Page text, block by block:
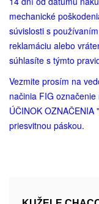
mechanické
súvislosti s
reklamáciu alebo
súhlasíte s týmto
Vezmite prosím na
načinia FIG
ÚČINOK
priesvitnou páskou.